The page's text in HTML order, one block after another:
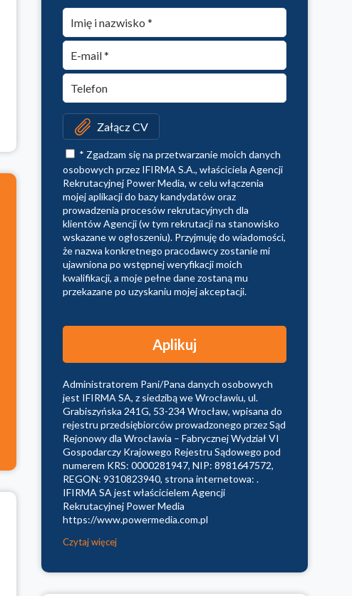
Załącz CV
* Zgadzam się na przetwarzanie moich danych
osobowych przez IFIRMA S.A., właściciela Agencji
Rekrutacyjnej Power Media, w celu włączenia
mojej aplikacji do bazy kandydatów oraz
prowadzenia procesów rekrutacyjnych dla
klientów Agencji (w tym rekrutacji na stanowisko
wskazane w ogłoszeniu). Przyjmuję do wiadomości,
że nazwa konkretnego pracodawcy zostanie mi
ujawniona po wstępnej weryfikacji moich
kwalifikacji, a moje pełne dane zostaną mu
przekazane po uzyskaniu mojej akceptacji.
Administratorem Pani/Pana danych osobowych
jest IFIRMA SA, z siedzibą we Wrocławiu, ul.
Grabiszyńska 241G, 53-234 Wrocław, wpisana do
rejestru przedsiębiorców prowadzonego przez Sąd
Rejonowy dla Wrocławia – Fabrycznej Wydział VI
Gospodarczy Krajowego Rejestru Sądowego pod
numerem KRS: 0000281947, NIP: 8981647572,
REGON: 9310823940, strona internetowa: .
IFIRMA SA jest właścicielem Agencji
Rekrutacyjnej Power Media
https://www.powermedia.com.pl
Czytaj więcej